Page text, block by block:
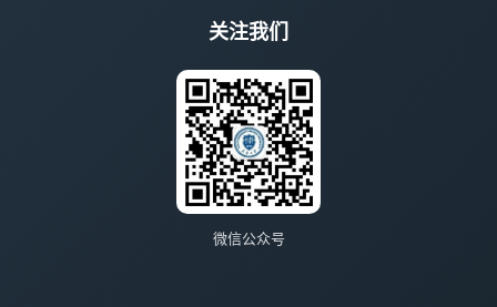
关注我们
微信公众号